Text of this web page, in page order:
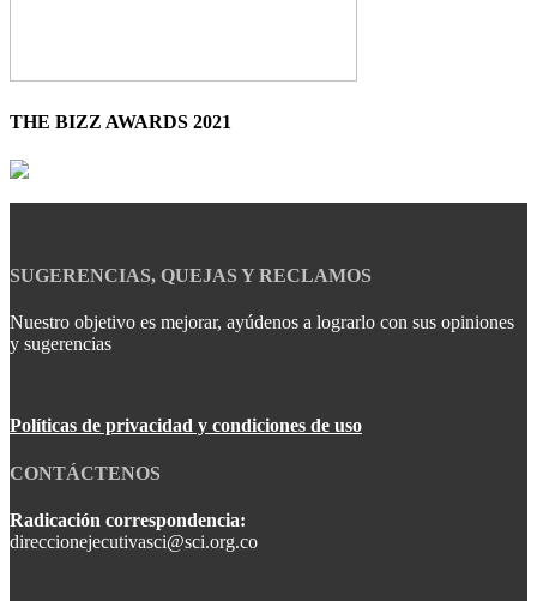
THE BIZZ AWARDS 2021
SUGERENCIAS, QUEJAS Y RECLAMOS
Nuestro objetivo es mejorar, ayúdenos a lograrlo con sus opiniones
y sugerencias
Políticas de privacidad y condiciones de uso
CONTÁCTENOS
Radicación correspondencia:
direccionejecutivasci@sci.org.co